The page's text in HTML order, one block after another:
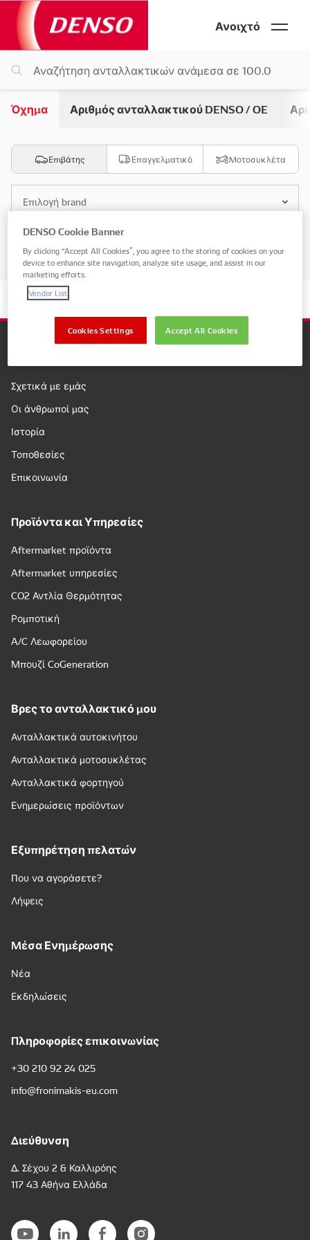
Ανοιχτό
Όχημα Αριθμός ανταλλακτικού DENSO / OE
Επιβάτης Επαγγελματικό Μοτοσυκλέτα
Επιλογή brand
Επιλογή μοντέλου
Σχετικά με εμάς
Οι άνθρωποί μας
Ιστορία
Τοποθεσίες
Επικοινωνία
Προϊόντα και Υπηρεσίες
Aftermarket προϊόντα
Aftermarket υπηρεσίες
CO2 Αντλία Θερμότητας
Ρομποτική
A/C Λεωφορείου
Μπουζί CoGeneration
Βρες το ανταλλακτικό μου
Ανταλλακτικά αυτοκινήτου
Ανταλλακτικά μοτοσυκλέτας
Ανταλλακτικά φορτηγού
Ενημερώσεις προϊόντων
Εξυπηρέτηση πελατών
Που να αγοράσετε?
Λήψεις
Μέσα Ενημέρωσης
Νέα
Εκδηλώσεις
Πληροφορίες επικοινωνίας
+30 210 92 24 025
info@fronimakis-eu.com
Διεύθυνση
Δ. Σέχου 2 & Καλλιρόης
117 43 Αθήνα Ελλάδα
DENSO Cookie Banner
By clicking “Accept All Cookies”, you agree to the storing of cookies on your
device to enhance site navigation, analyze site usage, and assist in our
marketing efforts.
Vendor List
Accept All Cookies
Cookies Settings